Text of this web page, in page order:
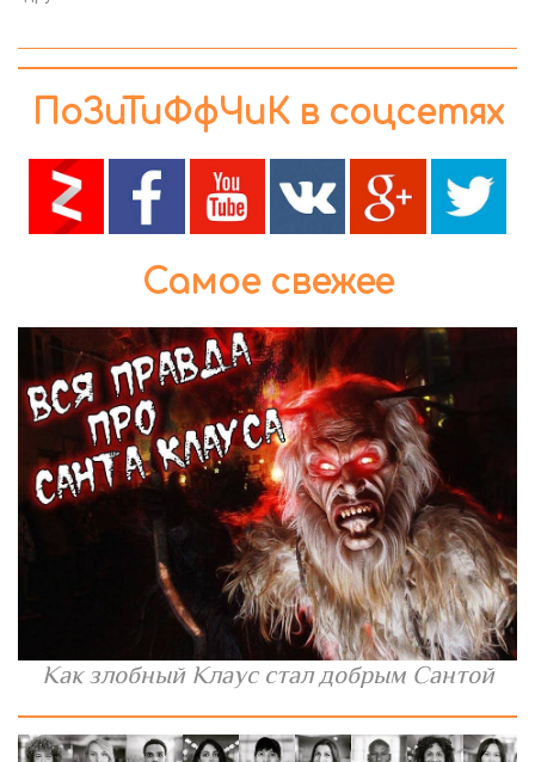
ПоЗиТиФфЧиК в соцсетях
Самое свежее
Как злобный Клаус стал добрым Сантой